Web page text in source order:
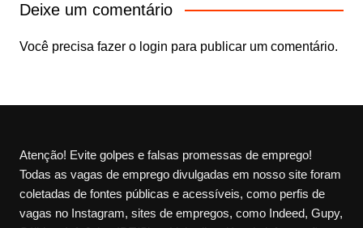
Deixe um comentário
Você precisa fazer o login para publicar um comentário.
Atenção! Evite golpes e falsas promessas de emprego!
Todas as vagas de emprego divulgadas em nosso site foram
coletadas de fontes públicas e acessíveis, como perfis de
vagas no Instagram, sites de empregos, como Indeed, Gupy,